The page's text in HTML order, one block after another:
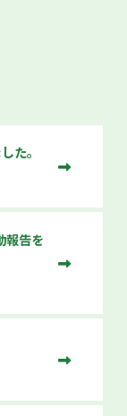
た。
報告を